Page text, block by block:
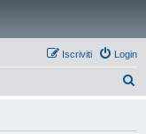
Login
Iscriviti